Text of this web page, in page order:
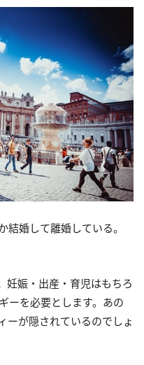
結婚して離婚している。
妊娠・出産・育児はもちろ
ーを必要とします。あの
ーが隠されているのでしょ